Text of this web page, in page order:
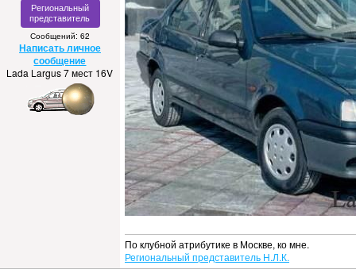
Региональный
представитель
Сообщений: 62
Написать личное
сообщение
Lada Largus 7 мест 16V
По клубной атрибутике в Москве, ко мне.
Региональный представитель Н.Л.К.